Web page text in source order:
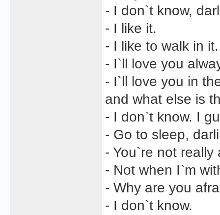
- I don`t know,
- I like it.
- I like to walk in
- I`ll love you
- I`ll love you in
and what else is
- I don`t know. I
- Go to sleep,
- You`re not
- Not when I`m
- Why are you
- I don`t know.